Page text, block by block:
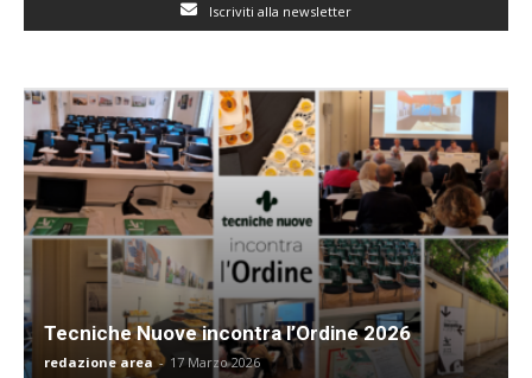
Iscriviti alla newsletter
Tecniche Nuove incontra l’Ordine 2026
redazione area - 17 Marzo 2026